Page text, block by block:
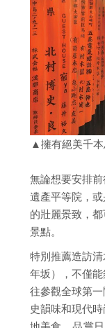
▲擁有絕美千
無論想要安排
遺產平等院，
的壯麗景致，
景點。
特別推薦造訪
年坂），不僅
往參觀全球第
史韻味和現代